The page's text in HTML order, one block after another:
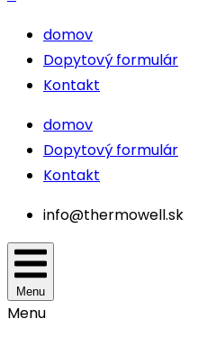
domov
Dopytový formulár
Kontakt
domov
Dopytový formulár
Kontakt
info@thermowell.sk
Menu
Menu